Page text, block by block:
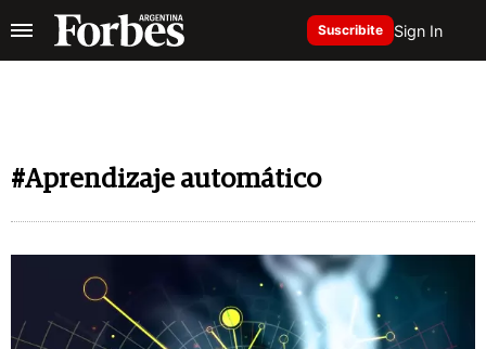
Suscribite Sign In
#Aprendizaje automático